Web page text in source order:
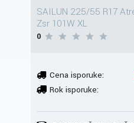
SAILUN 225/55 R17
Zsr 101W XL
0
Cena isporuke:
Rok isporuke: